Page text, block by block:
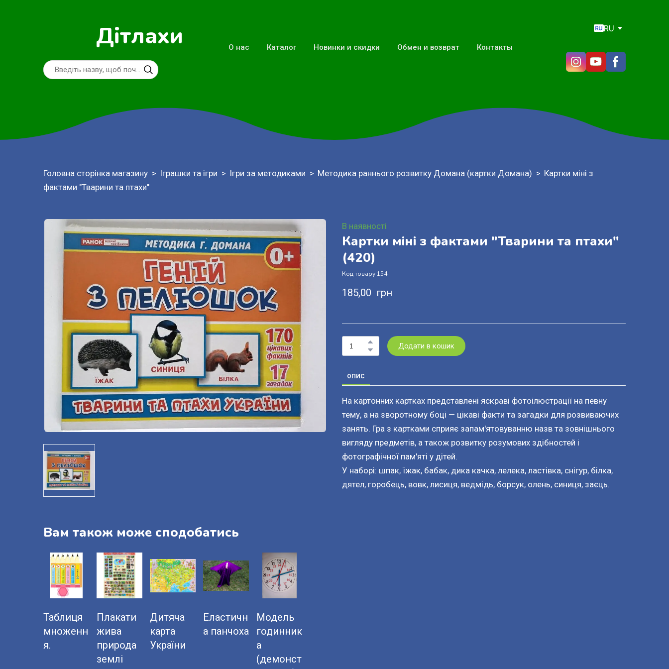
Дітлахи О нас Каталог Новинки и скидки Обмен и возврат Контакты
RU
Головна сторінка магазину Іграшки та ігри Ігри за методиками Методика раннього розвитку Домана (картки Домана)
Картки міні з
фактами "Тварини та птахи"
В наявності
Картки міні з фактами "Тварини та птахи"
(420)
Код товару 154
185,00  грн
Додати в кошик
ОПИС
На картонних картках представлені яскраві фотоілюстрації на певну
тему, а на зворотному боці — цікаві факти та загадки для розвиваючих
занять. Гра з картками сприяє запам'ятовуванню назв та зовнішнього
вигляду предметів, а також розвитку розумових здібностей і
фотографічної пам'яті у дітей.
У наборі: шпак, їжак, бабак, дика качка, лелека, ластівка, снігур, білка,
дятел, горобець, вовк, лисиця, ведмідь, борсук, олень, синиця, заєць.
Вам також може сподобатись
Таблиця
множенн
я.
Плакати
жива
природа
землі
Дитяча
карта
України
Еластичн
а панчоха
Модель
годинник
а
(демонст